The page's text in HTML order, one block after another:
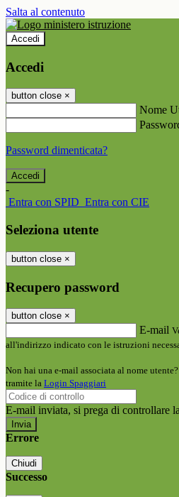
Salta al contenuto
Accedi
Accedi
button close ×
Nome
Password dimenticata?
-
Entra con SPID Entra con CIE
Seleziona utente
button close ×
Recupero password
button close ×
E-mail
all'indirizzo indicato con le istruzioni
Non hai una e-mail associata al nome
tramite la Login Spaggiari
E-mail inviata, si prega di controllare
Errore
Chiudi
Successo